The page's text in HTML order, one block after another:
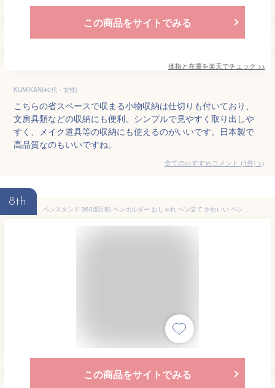
この商品をサイトでみる
価格と在庫を楽天でチェック >>
KUMIKAN(40代・女性)
こちらの省スペースで収まる小物収納は仕切りも付いており、
文房具類などの収納にも便利。シンプルで見やすく取り出しや
すく、メイク道具等の収納にも使えるのがいいです。日本製で
高品質なのもいいですね。
全てのおすすめコメント (1件) >
8th
ペンスタンド 360度回転 ペンホルダー おしゃれ ペン立て かわいい ペンケース 卓上収納 オフィス メガネスタンド デスク プレゼント 文房具 pen-holder
この商品をサイトでみる